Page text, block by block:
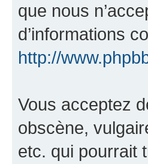
que nous
d’informations
http://
Vous acceptez
obscène,
etc. qui pourrait